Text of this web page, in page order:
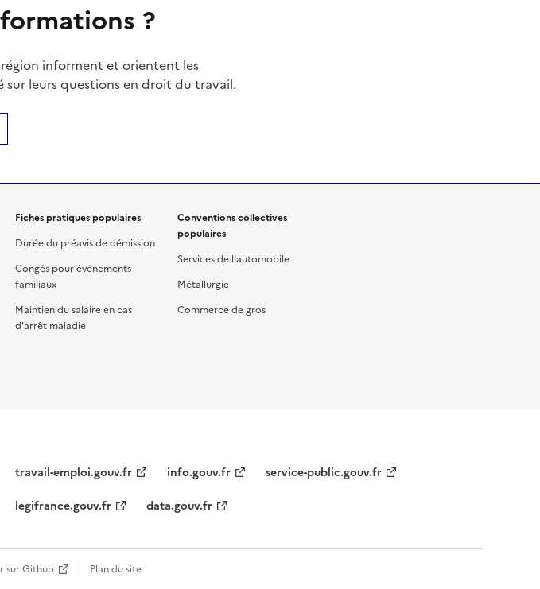
?
informent et orientent les
leurs questions en droit du travail.
Fiches pratiques populaires
Durée du préavis de démission
Congés pour événements
familiaux
Maintien du salaire en cas
d'arrêt maladie
Conventions collectives
populaires
Services de l'automobile
Métallurgie
Commerce de gros
travail-emploi.gouv.fr info.gouv.fr
service-public.gouv.fr
legifrance.gouv.fr
data.gouv.fr
sur Github Plan du site